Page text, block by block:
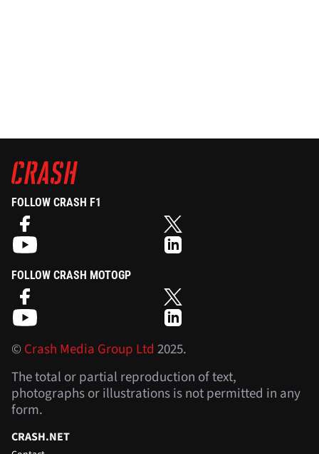
FOLLOW CRASH F1
FOLLOW CRASH MOTOGP
©Crash Media Group Ltd 2025.
The total or partial reproduction of text,
photographs or illustrations is not permitted in any
form.
CRASH.NET